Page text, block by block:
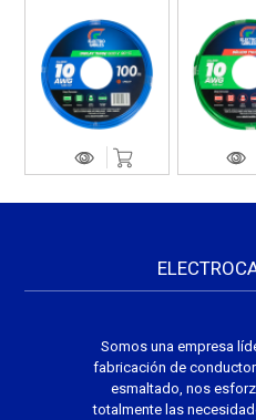
Somos una empresa
fabricación de
esmaltado, nos
totalmente las